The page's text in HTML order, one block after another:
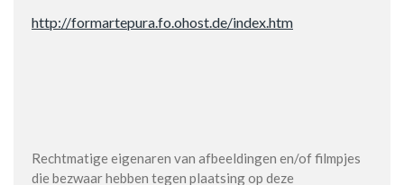
http://formartepura.fo.ohost.de/index.htm
Rechtmatige eigenaren van afbeeldingen en/of filmpjes
die bezwaar hebben tegen plaatsing op deze